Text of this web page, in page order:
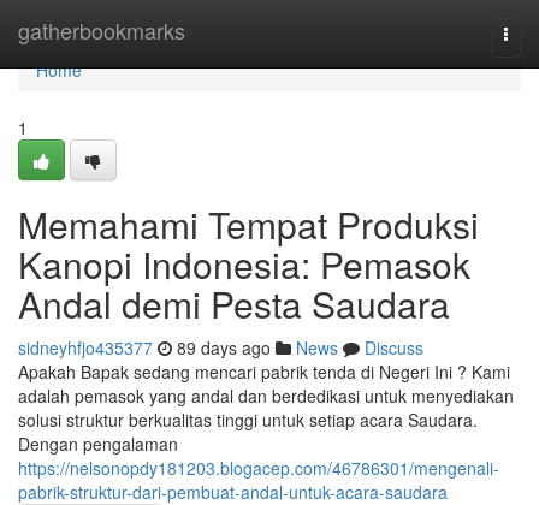
gatherbookmarks
Home
Home
1
Memahami Tempat Produksi
Kanopi Indonesia: Pemasok
Andal demi Pesta Saudara
sidneyhfjo435377 89 days ago News
Discuss
Apakah Bapak sedang mencari pabrik tenda di Negeri Ini ? Kami
adalah pemasok yang andal dan berdedikasi untuk menyediakan
solusi struktur berkualitas tinggi untuk setiap acara Saudara.
Dengan pengalaman
https://nelsonopdy181203.blogacep.com/46786301/mengenali-
pabrik-struktur-dari-pembuat-andal-untuk-acara-saudara